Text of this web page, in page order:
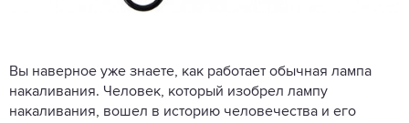
Вы наверное уже знаете, как работает обычная лампа
накаливания. Человек, который изобрел лампу
накаливания, вошел в историю человечества и его